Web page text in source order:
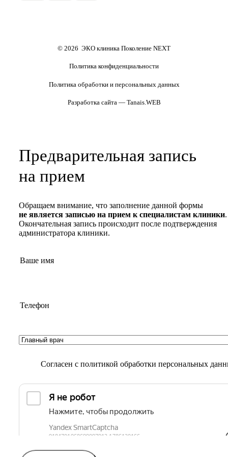
© 2026 ЭКО клиника Поколение NEXT
Политика конфиденциальности
Политика обработки и персональных данных
Разработка сайта — Tanais.WEB
Предварительная запись
на прием
Обращаем внимание, что заполнение данной формы
не является записью на прием к специалистам клиники.
Окончательная запись происходит после подтверждения
администратора клиники.
Согласен с политикой обработки персональных